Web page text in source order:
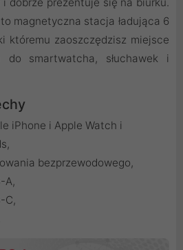
dobrze prezentuje się na biurku.
magnetyczna stacja ładująca 6
któremu zaoszczędzisz miejsce
do smartwatcha, słuchawek i
iPhone i Apple Watch i
bezprzewodowego,
A,
C,